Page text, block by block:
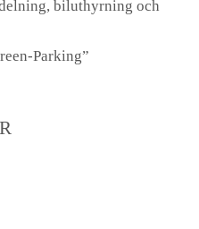
biluthyrning och
Parking”